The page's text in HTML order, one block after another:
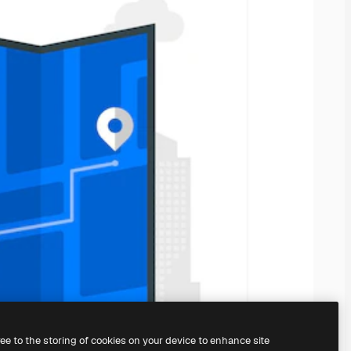
to the storing of cookies on your device to enhance site